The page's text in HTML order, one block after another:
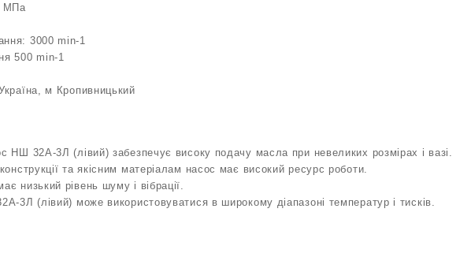
МПа
3000 min-1
500 min-1
м Кропивницький
НШ 32А-3Л (лівий) забезпечує високу подачу масла при невеликих розмірах і вазі.
та якісним матеріалам насос має високий ресурс роботи.
низький рівень шуму і вібрації.
3Л (лівий) може використовуватися в широкому діапазоні температур і тисків.